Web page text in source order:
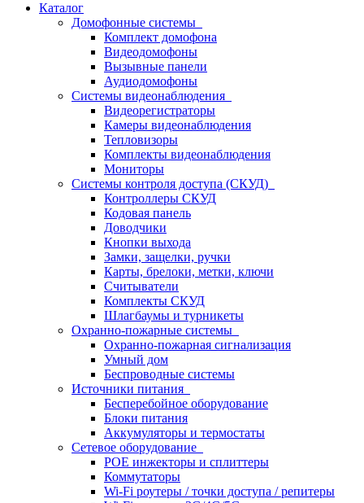
Каталог
Домофонные системы
Комплект домофона
Видеодомофоны
Вызывные панели
Аудиодомофоны
Системы видеонаблюдения
Видеорегистраторы
Камеры видеонаблюдения
Тепловизоры
Комплекты видеонаблюдения
Мониторы
Системы контроля доступа (СКУД)
Контроллеры СКУД
Кодовая панель
Доводчики
Кнопки выхода
Замки, защелки, ручки
Карты, брелоки, метки, ключи
Считыватели
Комплекты СКУД
Шлагбаумы и турникеты
Охранно-пожарные системы
Охранно-пожарная сигнализация
Умный дом
Беспроводные системы
Источники питания
Бесперебойное оборудование
Блоки питания
Аккумуляторы и термостаты
Сетевое оборудование
POE инжекторы и сплиттеры
Коммутаторы
Wi-Fi роутеры / точки доступа / репитеры